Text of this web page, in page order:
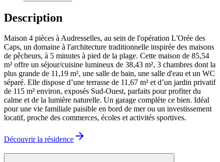
Description
Maison 4 pièces à Audresselles, au sein de l'opération L'Orée des
Caps, un domaine à l'architecture traditionnelle inspirée des maisons
de pêcheurs, à 5 minutes à pied de la plage. Cette maison de 85,54
m² offre un séjour/cuisine lumineux de 38,43 m², 3 chambres dont la
plus grande de 11,19 m², une salle de bain, une salle d'eau et un WC
séparé. Elle dispose d’une terrasse de 11,67 m² et d’un jardin privatif
de 115 m² environ, exposés Sud-Ouest, parfaits pour profiter du
calme et de la lumière naturelle. Un garage complète ce bien. Idéal
pour une vie familiale paisible en bord de mer ou un investissement
locatif, proche des commerces, écoles et activités sportives.
Découvrir la résidence